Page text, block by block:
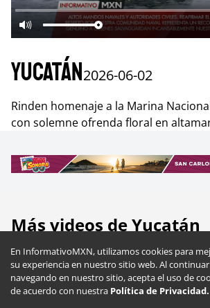
En InformativoMXN, utilizamos cookies para
su experiencia en nuestro sitio web. Al continuar
navegando en nuestro sitio, acepta el uso de
de acuerdo con nuestra Política de Privacidad.
Yucatán2026-06-02
Rinden homenaje a la Marina
con solemne ofrenda floral en
Más videos deYucatán